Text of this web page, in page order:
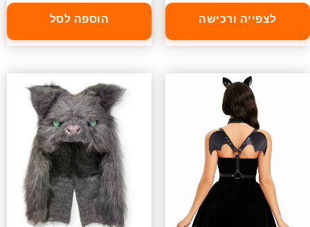
לצפייה ורכישה הוספה לסל